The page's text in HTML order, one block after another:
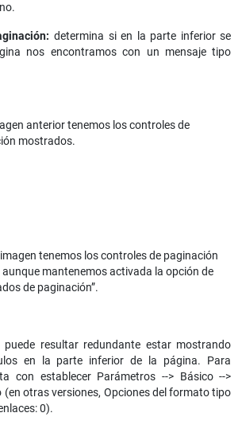
determina si en la parte inferior se
nos encontramos con un mensaje tipo
anterior tenemos los controles de
mostrados.
tenemos los controles de paginación
mantenemos activada la opción de
de paginación”.
resultar redundante estar mostrando
en la parte inferior de la página. Para
con establecer Parámetros --> Básico -->
(en otras versiones, Opciones del formato tipo
0).